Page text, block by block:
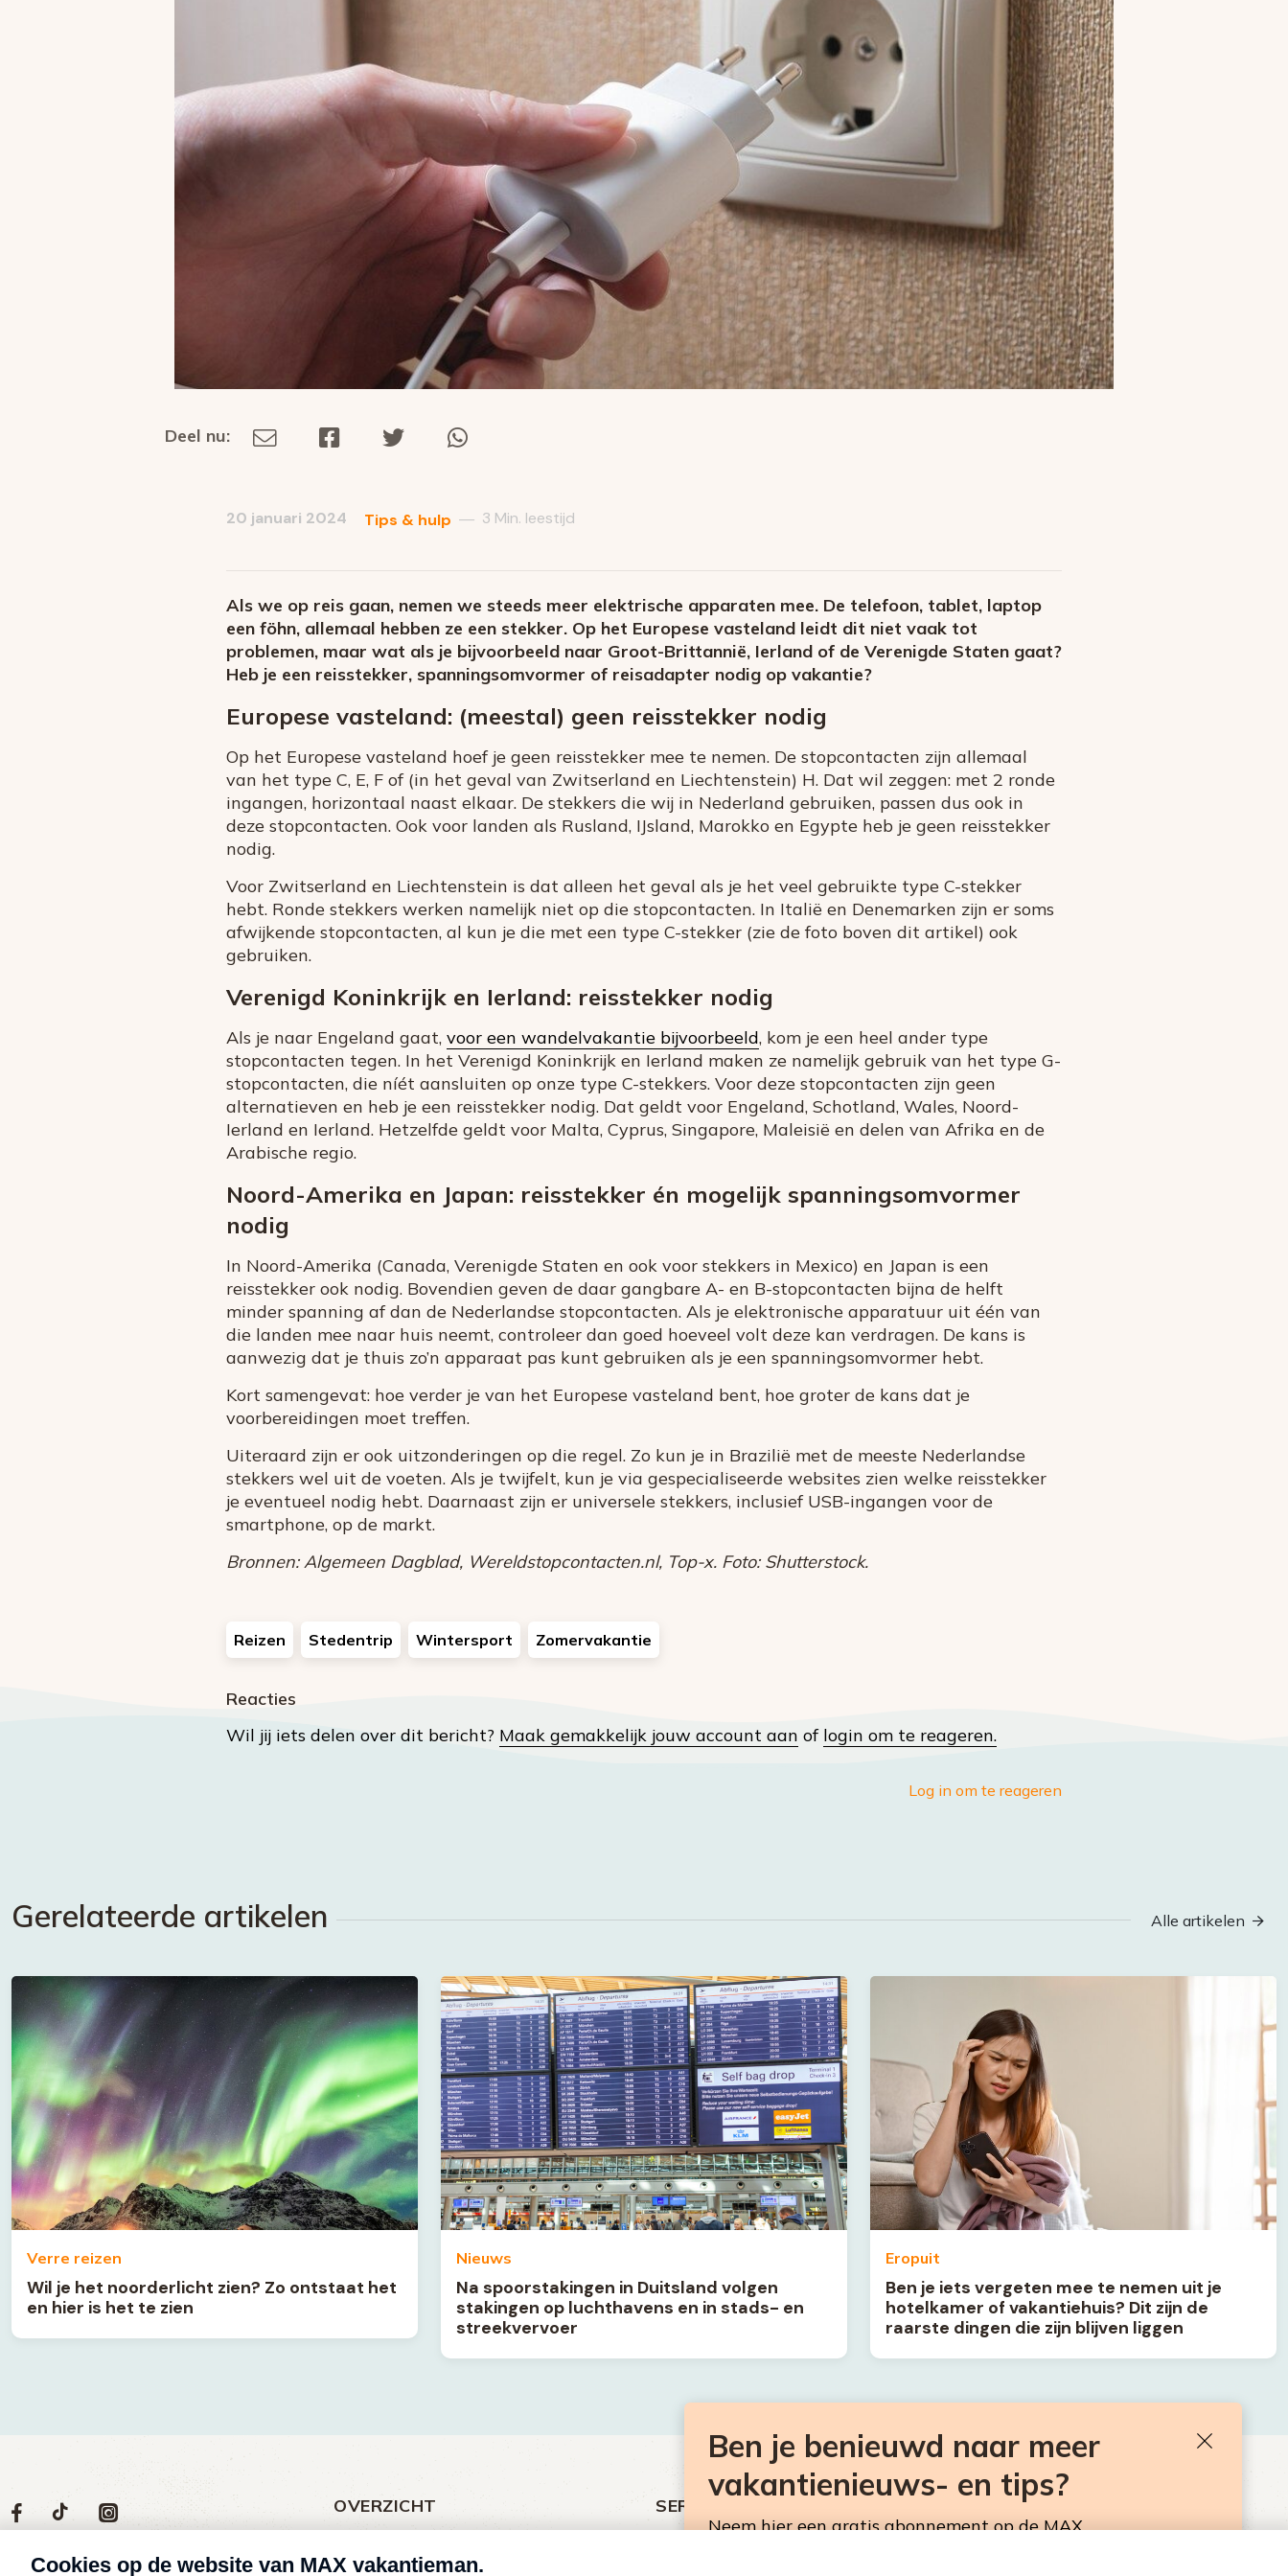
Deel
Deel nu:
mail
20 januari 2024 Tips & hulp — 3 Min. leestijd
Als we op reis gaan, nemen we steeds meer elektrische apparaten mee. De telefoon, tablet, laptop
een föhn, allemaal hebben ze een stekker. Op het Europese vasteland leidt dit niet vaak tot
problemen, maar wat als je bijvoorbeeld naar Groot-Brittannië, Ierland of de Verenigde Staten gaat?
Heb je een reisstekker, spanningsomvormer of reisadapter nodig op vakantie?
Europese vasteland: (meestal) geen reisstekker nodig
Op het Europese vasteland hoef je geen reisstekker mee te nemen. De stopcontacten zijn allemaal
van het type C, E, F of (in het geval van Zwitserland en Liechtenstein) H. Dat wil zeggen: met 2 ronde
ingangen, horizontaal naast elkaar. De stekkers die wij in Nederland gebruiken, passen dus ook in
deze stopcontacten. Ook voor landen als Rusland, IJsland, Marokko en Egypte heb je geen reisstekker
nodig.
Voor Zwitserland en Liechtenstein is dat alleen het geval als je het veel gebruikte type C-stekker
hebt. Ronde stekkers werken namelijk niet op die stopcontacten. In Italië en Denemarken zijn er soms
afwijkende stopcontacten, al kun je die met een type C-stekker (zie de foto boven dit artikel) ook
gebruiken.
Verenigd Koninkrijk en Ierland: reisstekker nodig
Als je naar Engeland gaat, voor een wandelvakantie bijvoorbeeld, kom je een heel ander type
stopcontacten tegen. In het Verenigd Koninkrijk en Ierland maken ze namelijk gebruik van het type G-
stopcontacten, die níét aansluiten op onze type C-stekkers. Voor deze stopcontacten zijn geen
alternatieven en heb je een reisstekker nodig. Dat geldt voor Engeland, Schotland, Wales, Noord-
Ierland en Ierland. Hetzelfde geldt voor Malta, Cyprus, Singapore, Maleisië en delen van Afrika en de
Arabische regio.
Noord-Amerika en Japan: reisstekker én mogelijk spanningsomvormer
nodig
In Noord-Amerika (Canada, Verenigde Staten en ook voor stekkers in Mexico) en Japan is een
reisstekker ook nodig. Bovendien geven de daar gangbare A- en B-stopcontacten bijna de helft
minder spanning af dan de Nederlandse stopcontacten. Als je elektronische apparatuur uit één van
die landen mee naar huis neemt, controleer dan goed hoeveel volt deze kan verdragen. De kans is
aanwezig dat je thuis zo’n apparaat pas kunt gebruiken als je een spanningsomvormer hebt.
Kort samengevat: hoe verder je van het Europese vasteland bent, hoe groter de kans dat je
voorbereidingen moet treffen.
Uiteraard zijn er ook uitzonderingen op die regel. Zo kun je in Brazilië met de meeste Nederlandse
stekkers wel uit de voeten. Als je twijfelt, kun je via gespecialiseerde websites zien welke reisstekker
je eventueel nodig hebt. Daarnaast zijn er universele stekkers, inclusief USB-ingangen voor de
smartphone, op de markt.
Bronnen: Algemeen Dagblad, Wereldstopcontacten.nl, Top-x. Foto: Shutterstock.
Reizen Stedentrip Wintersport Zomervakantie
Reacties
Wil jij iets delen over dit bericht? Maak gemakkelijk jouw account aan of login om te reageren.
Log in om te reageren
Gerelateerde artikelen Alle artikelen
Verre reizen
Wil je het noorderlicht zien? Zo ontstaat het
en hier is het te zien
Nieuws
Na spoorstakingen in Duitsland volgen
stakingen op luchthavens en in stads- en
streekvervoer
Eropuit
Ben je iets vergeten mee te nemen uit je
hotelkamer of vakantiehuis? Dit zijn de
raarste dingen die zijn blijven liggen
Volg
ons
social
Social
media
Volg
op
Volg
op
Volg
op
OVERZICHT
Nieuws
SERVICE BEN JE BENIEUWD NAAR MEER
VAKANTIENIEUWS- EN TIPS?
Ben je benieuwd naar meer
vakantienieuws- en tips?
Neem hier een gratis abonnement op de MAX